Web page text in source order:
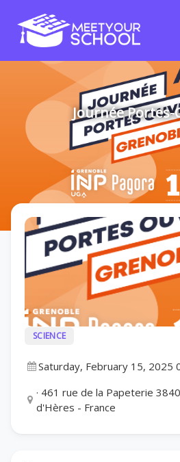
Journée Portes-
SCIENCE
Saturday, February 15, 2025
· 461 rue de la Papeterie
d'Hères - France